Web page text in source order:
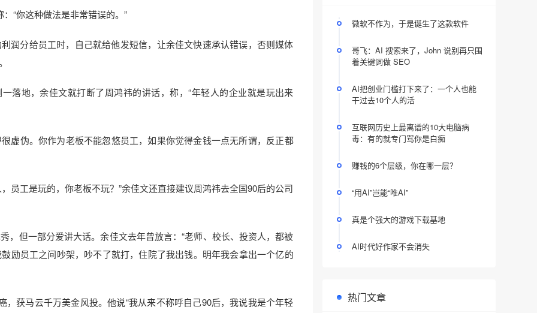
“你这种做法是非常错误的。”
润分给员工时，自己就给他发短信，让余佳文快速承认错误，否则媒体
落地，余佳文就打断了周鸿祎的讲话，称，“年轻人的企业就是玩出来
虚伪。你作为老板不能忽悠员工，如果你觉得金钱一点无所谓，反正都
员工是玩的，你老板不玩？”余佳文还直接建议周鸿祎去全国90后的公司
，但一部分爱讲大话。余佳文去年曾放言：“老师、校长、投资人，都被
励员工之间吵架，吵不了就打，住院了我出钱。明年我会拿出一个亿的
获马云千万美金风投。他说“我从来不称呼自己90后，我说我是个年轻
微软不作为，于是诞生了这款软件
哥飞：AI 搜索来了，John 说别再只围
着关键词做 SEO
AI把创业门槛打下来了：一个人也能
干过去10个人的活
互联网历史上最离谱的10大电脑病
毒：有的就专门骂你是白痴
赚钱的6个层级，你在哪一层？
“用AI”岂能“唯AI”
真是个强大的游戏下载基地
AI时代好作家不会消失
热门文章